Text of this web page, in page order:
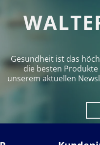
Gesundheit ist das
die besten
unserem aktuellen